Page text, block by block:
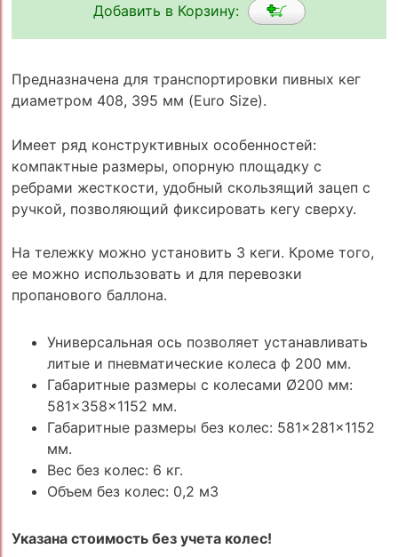
Добавить в Корзину:
Предназначена для транспортировки пивных кег
диаметром 408, 395 мм (Euro Size).
Имеет ряд конструктивных особенностей:
компактные размеры, опорную площадку с
ребрами жесткости, удобный скользящий зацеп с
ручкой, позволяющий фиксировать кегу сверху.
На тележку можно установить 3 кеги. Кроме того,
ее можно использовать и для перевозки
пропанового баллона.
Универсальная ось позволяет устанавливать
литые и пневматические колеса ф 200 мм.
Габаритные размеры с колесами Ø200 мм:
581×358×1152 мм.
Габаритные размеры без колес: 581×281×1152
мм.
Вес без колес: 6 кг.
Объем без колес: 0,2 м3
Указана стоимость без учета колес!